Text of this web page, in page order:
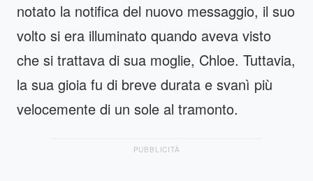
notato la notifica del nuovo messaggio, il suo
volto si era illuminato quando aveva visto
che si trattava di sua moglie, Chloe. Tuttavia,
la sua gioia fu di breve durata e svanì più
velocemente di un sole al tramonto.
PUBBLICITÀ